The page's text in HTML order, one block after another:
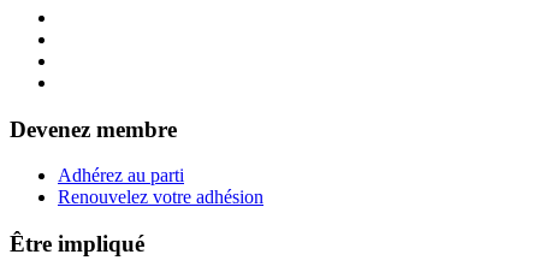
Devenez membre
Adhérez au parti
Renouvelez votre adhésion
Être impliqué